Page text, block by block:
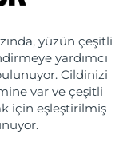
yüzün çeşitli
yardımcı
Cildinizi
var ve çeşitli
için eşleştirilmiş